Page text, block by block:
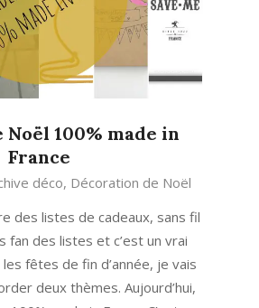
Noël 100% made in
France
déco, Décoration de Noël
des listes de cadeaux, sans fil
fan des listes et c’est un vrai
fêtes de fin d’année, je vais
deux thèmes. Aujourd’hui,